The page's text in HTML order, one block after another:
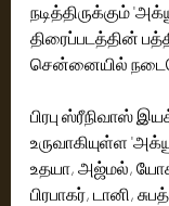
நடித்திருக்கும்
திரைப்படத்தின்
சென்னையில்
பிரபு ஸ்ரீநிவாஸ்
உருவாகியுள்ள
உதயா, அஜ்மல்,
பிரபாகர், டானி,